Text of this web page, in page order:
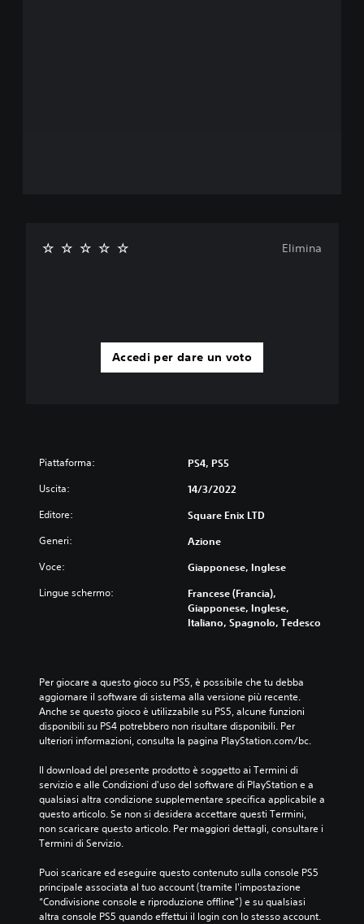
Accedi per dare un voto
Elimina
Piattaforma: PS4, PS5
Uscita: 14/3/2022
Editore: Square Enix LTD
Generi: Azione
Voce: Giapponese, Inglese
Lingue schermo:
Francese (Francia),
Giapponese, Inglese,
Italiano, Spagnolo, Tedesco
Per giocare a questo gioco su PS5, è possibile che tu debba
aggiornare il software di sistema alla versione più recente.
Anche se questo gioco è utilizzabile su PS5, alcune funzioni
disponibili su PS4 potrebbero non risultare disponibili. Per
ulteriori informazioni, consulta la pagina PlayStation.com/bc.
Il download del presente prodotto è soggetto ai Termini di
servizio e alle Condizioni d'uso del software di PlayStation e a
qualsiasi altra condizione supplementare specifica applicabile a
questo articolo. Se non si desidera accettare questi Termini,
non scaricare questo articolo. Per maggiori dettagli, consultare i
Termini di Servizio.
Puoi scaricare ed eseguire questo contenuto sulla console PS5
principale associata al tuo account (tramite l'impostazione
“Condivisione console e riproduzione offline”) e su qualsiasi
altra console PS5 quando effettui il login con lo stesso account.